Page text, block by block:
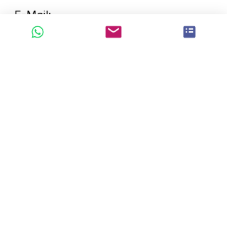
E-Mail:
catrina@hongmaogarden.com